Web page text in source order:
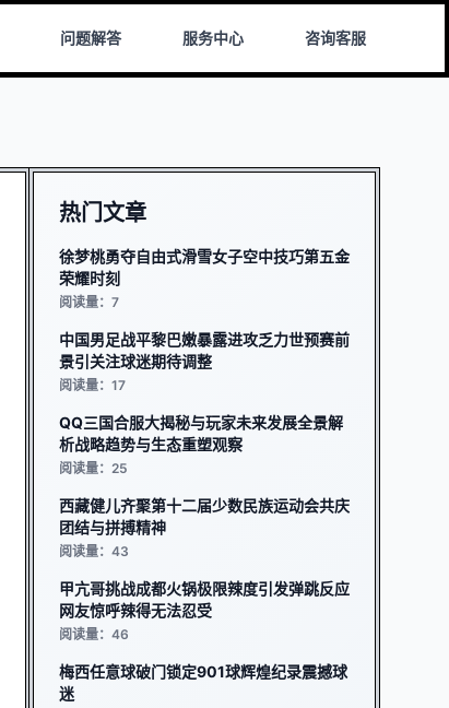
问题解答 服务中心 咨询客服
热门文章
徐梦桃勇夺自由式滑雪女子空中技巧第五金
荣耀时刻
阅读量：7
中国男足战平黎巴嫩暴露进攻乏力世预赛前
景引关注球迷期待调整
阅读量：17
QQ三国合服大揭秘与玩家未来发展全景解
析战略趋势与生态重塑观察
阅读量：25
西藏健儿齐聚第十二届少数民族运动会共庆
团结与拼搏精神
阅读量：43
甲亢哥挑战成都火锅极限辣度引发弹跳反应
网友惊呼辣得无法忍受
阅读量：46
梅西任意球破门锁定901球辉煌纪录震撼球
迷